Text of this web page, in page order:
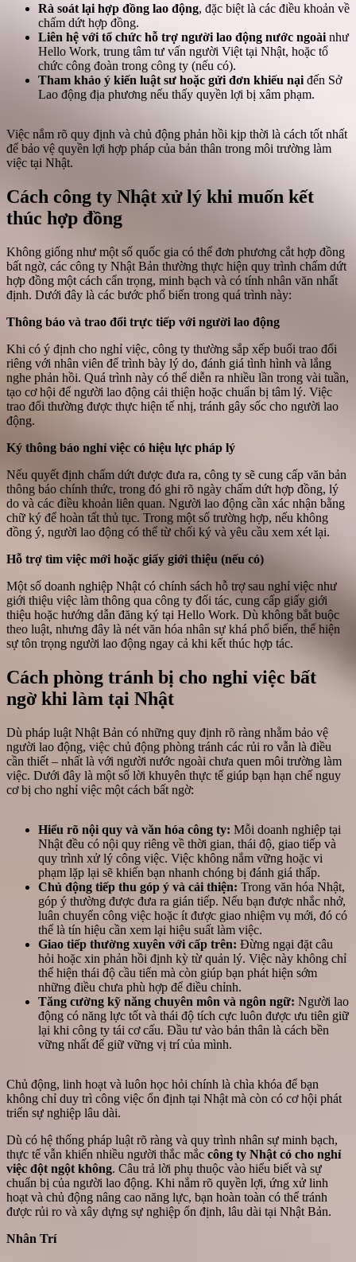
Rà soát lại hợp đồng lao động, đặc biệt là các điều khoản về
chấm dứt hợp đồng.
Liên hệ với tổ chức hỗ trợ người lao động nước ngoài như
Hello Work, trung tâm tư vấn người Việt tại Nhật, hoặc tổ
chức công đoàn trong công ty (nếu có).
Tham khảo ý kiến luật sư hoặc gửi đơn khiếu nại đến Sở
Lao động địa phương nếu thấy quyền lợi bị xâm phạm.
Việc nắm rõ quy định và chủ động phản hồi kịp thời là cách tốt nhất
để bảo vệ quyền lợi hợp pháp của bản thân trong môi trường làm
việc tại Nhật.
Cách công ty Nhật xử lý khi muốn kết
thúc hợp đồng
Không giống như một số quốc gia có thể đơn phương cắt hợp đồng
bất ngờ, các công ty Nhật Bản thường thực hiện quy trình chấm dứt
hợp đồng một cách cẩn trọng, minh bạch và có tính nhân văn nhất
định. Dưới đây là các bước phổ biến trong quá trình này:
Thông báo và trao đổi trực tiếp với người lao động
Khi có ý định cho nghỉ việc, công ty thường sắp xếp buổi trao đổi
riêng với nhân viên để trình bày lý do, đánh giá tình hình và lắng
nghe phản hồi. Quá trình này có thể diễn ra nhiều lần trong vài tuần,
tạo cơ hội để người lao động cải thiện hoặc chuẩn bị tâm lý. Việc
trao đổi thường được thực hiện tế nhị, tránh gây sốc cho người lao
động.
Ký thông báo nghỉ việc có hiệu lực pháp lý
Nếu quyết định chấm dứt được đưa ra, công ty sẽ cung cấp văn bản
thông báo chính thức, trong đó ghi rõ ngày chấm dứt hợp đồng, lý
do và các điều khoản liên quan. Người lao động cần xác nhận bằng
chữ ký để hoàn tất thủ tục. Trong một số trường hợp, nếu không
đồng ý, người lao động có thể từ chối ký và yêu cầu xem xét lại.
Hỗ trợ tìm việc mới hoặc giấy giới thiệu (nếu có)
Một số doanh nghiệp Nhật có chính sách hỗ trợ sau nghỉ việc như
giới thiệu việc làm thông qua công ty đối tác, cung cấp giấy giới
thiệu hoặc hướng dẫn đăng ký tại Hello Work. Dù không bắt buộc
theo luật, nhưng đây là nét văn hóa nhân sự khá phổ biến, thể hiện
sự tôn trọng người lao động ngay cả khi kết thúc hợp tác.
Cách phòng tránh bị cho nghỉ việc bất
ngờ khi làm tại Nhật
Dù pháp luật Nhật Bản có những quy định rõ ràng nhằm bảo vệ
người lao động, việc chủ động phòng tránh các rủi ro vẫn là điều
cần thiết – nhất là với người nước ngoài chưa quen môi trường làm
việc. Dưới đây là một số lời khuyên thực tế giúp bạn hạn chế nguy
cơ bị cho nghỉ việc một cách bất ngờ:
Hiểu rõ nội quy và văn hóa công ty: Mỗi doanh nghiệp tại
Nhật đều có nội quy riêng về thời gian, thái độ, giao tiếp và
quy trình xử lý công việc. Việc không nắm vững hoặc vi
phạm lặp lại sẽ khiến bạn nhanh chóng bị đánh giá thấp.
Chủ động tiếp thu góp ý và cải thiện: Trong văn hóa Nhật,
góp ý thường được đưa ra gián tiếp. Nếu bạn được nhắc nhở,
luân chuyển công việc hoặc ít được giao nhiệm vụ mới, đó có
thể là tín hiệu cần xem lại hiệu suất làm việc.
Giao tiếp thường xuyên với cấp trên: Đừng ngại đặt câu
hỏi hoặc xin phản hồi định kỳ từ quản lý. Việc này không chỉ
thể hiện thái độ cầu tiến mà còn giúp bạn phát hiện sớm
những điều chưa phù hợp để điều chỉnh.
Tăng cường kỹ năng chuyên môn và ngôn ngữ: Người lao
động có năng lực tốt và thái độ tích cực luôn được ưu tiên giữ
lại khi công ty tái cơ cấu. Đầu tư vào bản thân là cách bền
vững nhất để giữ vững vị trí của mình.
Chủ động, linh hoạt và luôn học hỏi chính là chìa khóa để bạn
không chỉ duy trì công việc ổn định tại Nhật mà còn có cơ hội phát
triển sự nghiệp lâu dài.
Dù có hệ thống pháp luật rõ ràng và quy trình nhân sự minh bạch,
thực tế vẫn khiến nhiều người thắc mắc công ty Nhật có cho nghỉ
việc đột ngột không. Câu trả lời phụ thuộc vào hiểu biết và sự
chuẩn bị của người lao động. Khi nắm rõ quyền lợi, ứng xử linh
hoạt và chủ động nâng cao năng lực, bạn hoàn toàn có thể tránh
được rủi ro và xây dựng sự nghiệp ổn định, lâu dài tại Nhật Bản.
Nhân Trí